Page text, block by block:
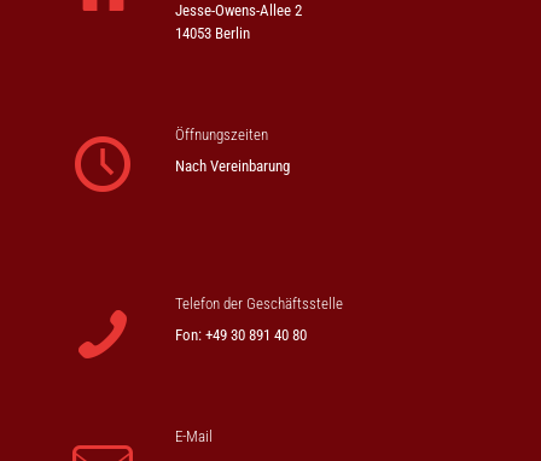
Jesse-Owens-Allee 2
14053 Berlin
Öffnungszeiten
Nach Vereinbarung
Telefon der Geschäftsstelle
Fon: +49 30 891 40 80
E-Mail